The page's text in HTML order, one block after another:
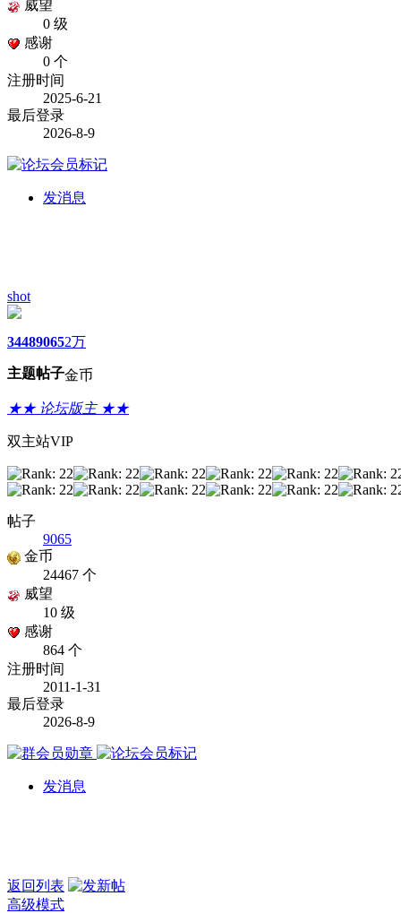
威望
0 级
感谢
0 个
注册时间
2025-6-21
最后登录
2026-8-9
发消息
shot
3448
主题
9065
帖子
2万
金币
★★ 论坛版主 ★★
双主站VIP
帖子
9065
金币
24467 个
威望
10 级
感谢
864 个
注册时间
2011-1-31
最后登录
2026-8-9
发消息
返回列表
高级模式